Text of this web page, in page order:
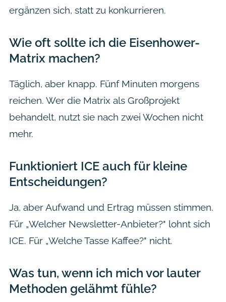
ergänzen sich, statt zu konkurrieren.
Wie oft sollte ich die Eisenhower-
Matrix machen?
Täglich, aber knapp. Fünf Minuten morgens
reichen. Wer die Matrix als Großprojekt
behandelt, nutzt sie nach zwei Wochen nicht
mehr.
Funktioniert ICE auch für kleine
Entscheidungen?
Ja, aber Aufwand und Ertrag müssen stimmen.
Für „Welcher Newsletter-Anbieter?" lohnt sich
ICE. Für „Welche Tasse Kaffee?" nicht.
Was tun, wenn ich mich vor lauter
Methoden gelähmt fühle?